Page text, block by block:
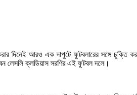
দিনেই আরও এক দাপুটে ফুটবলারের সঙ্গে চুক্তি
লেসলি ক্লডিয়াস সরণির এই ফুটবল দলে।